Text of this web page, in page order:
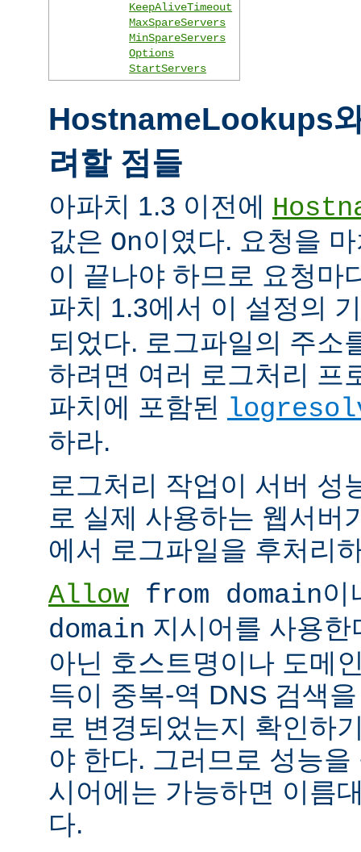
KeepAliveTimeout
MaxSpareServers
MinSpareServers
Options
StartServers
HostnameLookups
려할 점들
아파치 1.3 이전에
값은 On이였다. 요청을
이 끝나야 하므로 요청마
파치 1.3에서 이 설정의
되었다. 로그파일의 주소
하려면 여러 로그처리 프
파치에 포함된
하라.
로그처리 작업이 서버 성
로 실제 사용하는 웹서버
에서 로그파일을 후처리
Allow from domain이
domain 지시어를 사용
아닌 호스트명이나 도메
득이 중복-역 DNS 검색
로 변경되었는지 확인하
야 한다. 그러므로 성능
시어에는 가능하면 이름
다.